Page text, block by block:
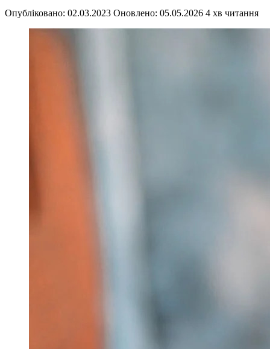
Опубліковано: 02.03.2023 Оновлено: 05.05.2026 4 хв читання